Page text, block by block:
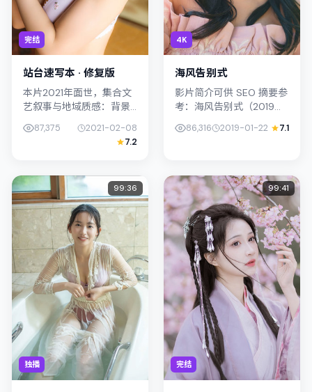
完结
站台速写本 · 修复版
本片2021年面世，集合文
艺叙事与地域质感：背景
理相呼应。导演黑泽清善
用光影与声场塑造孤独
牵动观众情...
87,375
2021-02-08
7.2
4K
海风告别式
影片简介可供 SEO 摘要参
考：海风告别式（2019）
俊；影片定位悬疑，叙事
煽情...
86,316 2019-01-22 7.1
独播
99:36
完结
99:41